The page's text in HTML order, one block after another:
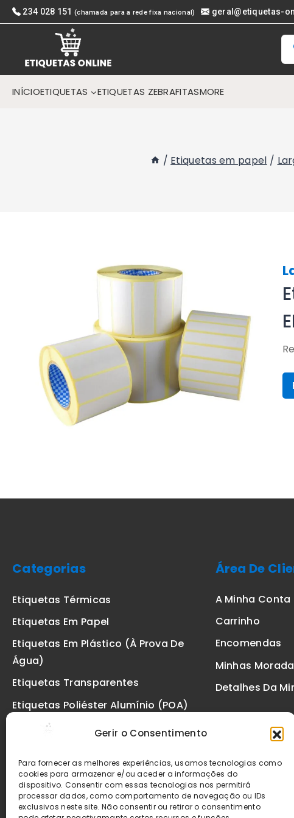
Gerir o Consentimento
Para fornecer as melhores experiências, usamos tecnologias como
cookies para armazenar e/ou aceder a informações do
dispositivo. Consentir com essas tecnologias nos permitirá
processar dados, como comportamento de navegação ou IDs
exclusivos neste site. Não consentir ou retirar o consentimento
Skip
to
234 028 151 (chamada para a rede fixa nacional) geral@etiquetas-
INÍCIOETIQUETAS ETIQUETAS ZEBRAFITASMORE
/ Etiquetas em papel /
Categorias
Etiquetas Térmicas
Etiquetas Em Papel
Etiquetas Em Plástico (à Prova De
Água)
Etiquetas Transparentes
Etiquetas Poliéster Alumínio (POA)
Etiquetas De Segurança VOID
Etiquetas Zebra
Fitas
Área De
A Minha Conta
Carrinho
Encomendas
Minhas
Detalhes Da